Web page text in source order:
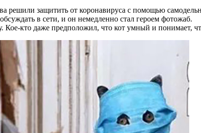
решили защитить от коронавируса с помощью
в сети, и он немедленно стал героем фотожаб.
кто даже предположил, что кот умный и понимает,